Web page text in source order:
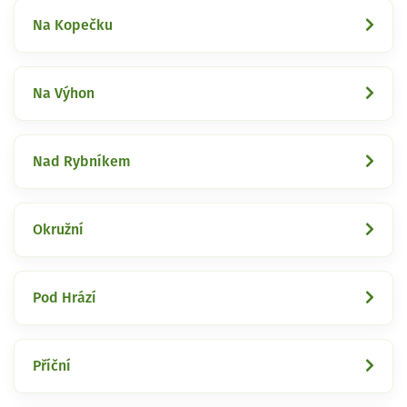
Na Kopečku
Na Výhon
Nad Rybníkem
Okružní
Pod Hrází
Příční